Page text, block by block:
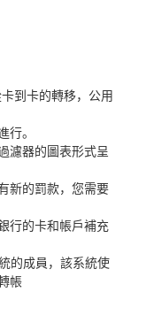
到卡的轉移，公用
。
濾器的圖表形式呈
新的罰款，您需要
行的卡和帳戶補充
的成員，該系統使
帳